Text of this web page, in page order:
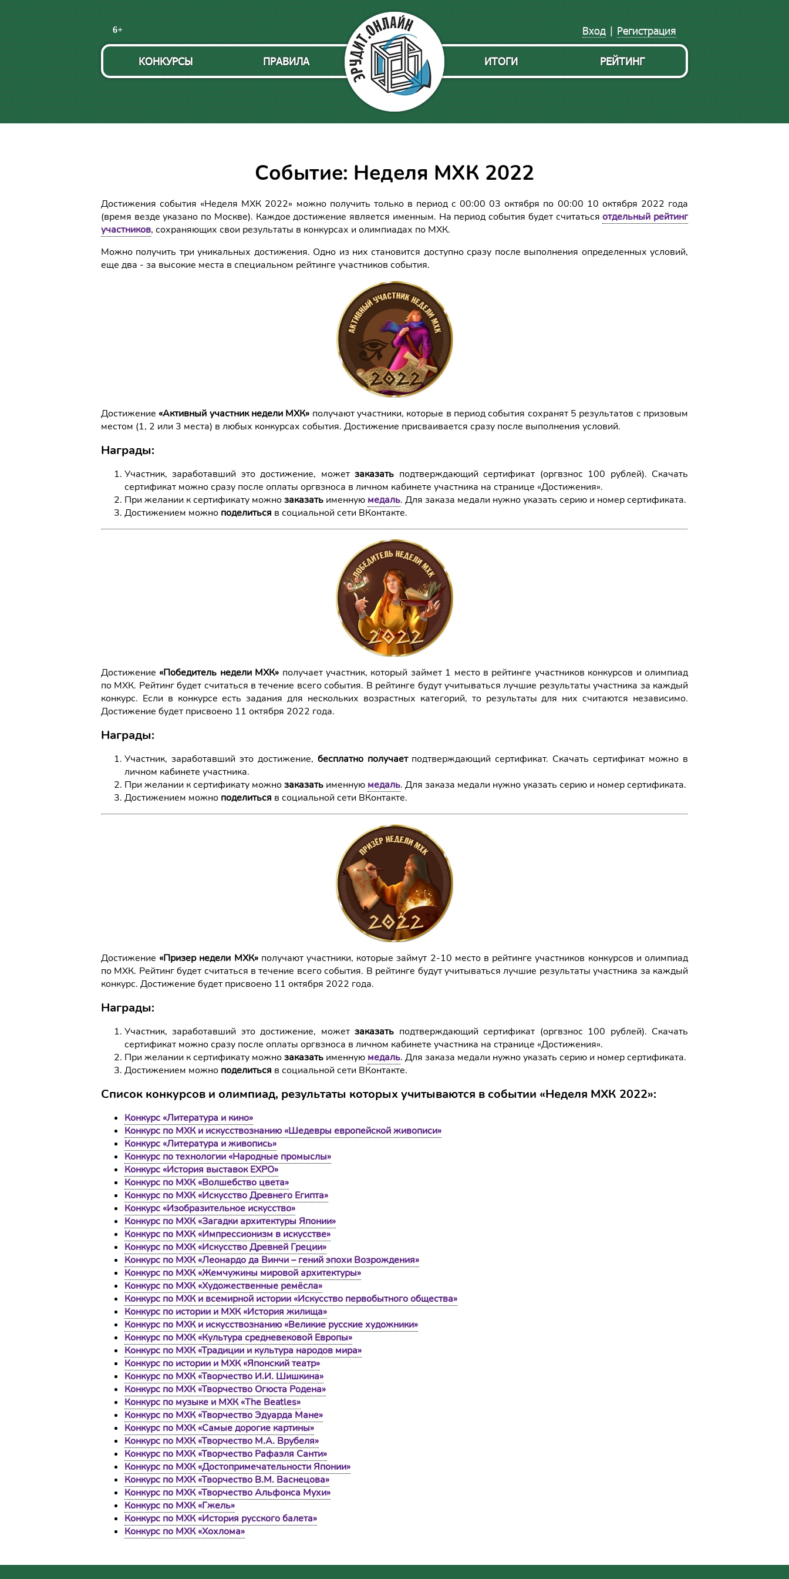
6+
Пропустить
навигацию
Регистрация
|
Вход
КОНКУРСЫ ПРАВИЛА РЕЙТИНГ
ИТОГИ
Событие: Неделя МХК 2022
Достижения события «Неделя МХК 2022» можно получить только в период с 00:00 03 октября по 00:00 10 октября 2022 года
(время везде указано по Москве). Каждое достижение является именным. На период события будет считатьсяотдельный рейтинг
участников, сохраняющих свои результаты в конкурсах и олимпиадах по МХК.
Можно получить три уникальных достижения. Одно из них становится доступно сразу после выполнения определенных условий,
еще два - за высокие места в специальном рейтинге участников события.
Достижение «Активный участник недели МХК» получают участники, которые в период события сохранят 5 результатов с призовым
местом (1, 2 или 3 места) в любых конкурсах события. Достижение присваивается сразу после выполнения условий.
Награды:
Участник, заработавший это достижение, можетзаказать подтверждающий сертификат (оргвзнос 100 рублей). Скачать
сертификат можно сразу после оплаты оргвзноса в личном кабинете участника на странице «Достижения».
При желании к сертификату можнозаказать именную медаль. Для заказа медали нужно указать серию и номер сертификата.
Достижением можно поделиться в социальной сети ВКонтакте.
Достижение «Победитель недели МХК» получает участник, который займет 1 место в рейтинге участников конкурсов и олимпиад
по МХК. Рейтинг будет считаться в течение всего события. В рейтинге будут учитываться лучшие результаты участника за каждый
конкурс. Если в конкурсе есть задания для нескольких возрастных категорий, то результаты для них считаются независимо.
Достижение будет присвоено 11 октября 2022 года.
Награды:
Участник, заработавший это достижение, бесплатно получаетподтверждающий сертификат. Скачать сертификат можно в
личном кабинете участника.
При желании к сертификату можнозаказать именную медаль. Для заказа медали нужно указать серию и номер сертификата.
Достижением можно поделиться в социальной сети ВКонтакте.
Достижение «Призер недели МХК» получают участники, которые займут 2-10 место в рейтинге участников конкурсов и олимпиад
по МХК. Рейтинг будет считаться в течение всего события. В рейтинге будут учитываться лучшие результаты участника за каждый
конкурс. Достижение будет присвоено 11 октября 2022 года.
Награды:
Участник, заработавший это достижение, можетзаказать подтверждающий сертификат (оргвзнос 100 рублей). Скачать
сертификат можно сразу после оплаты оргвзноса в личном кабинете участника на странице «Достижения».
При желании к сертификату можнозаказать именную медаль. Для заказа медали нужно указать серию и номер сертификата.
Достижением можно поделиться в социальной сети ВКонтакте.
Список конкурсов и олимпиад, результаты которых учитываются в событии «Неделя МХК 2022»:
Конкурс «Литература и кино»
Конкурс по МХК и искусствознанию «Шедевры европейской живописи»
Конкурс «Литература и живопись»
Конкурс по технологии «Народные промыслы»
Конкурс «История выставок EXPO»
Конкурс по МХК «Волшебство цвета»
Конкурс по МХК «Искусство Древнего Египта»
Конкурс «Изобразительное искусство»
Конкурс по МХК «Загадки архитектуры Японии»
Конкурс по МХК «Импрессионизм в искусстве»
Конкурс по МХК «Искусство Древней Греции»
Конкурс по МХК «Леонардо да Винчи – гений эпохи Возрождения»
Конкурс по МХК «Жемчужины мировой архитектуры»
Конкурс по МХК «Художественные ремёсла»
Конкурс по МХК и всемирной истории «Искусство первобытного общества»
Конкурс по истории и МХК «История жилища»
Конкурс по МХК и искусствознанию «Великие русские художники»
Конкурс по МХК «Культура средневековой Европы»
Конкурс по МХК «Традиции и культура народов мира»
Конкурс по истории и МХК «Японский театр»
Конкурс по МХК «Творчество И.И. Шишкина»
Конкурс по МХК «Творчество Огюста Родена»
Конкурс по музыке и МХК «The Beatles»
Конкурс по МХК «Творчество Эдуарда Мане»
Конкурс по МХК «Самые дорогие картины»
Конкурс по МХК «Творчество М.А. Врубеля»
Конкурс по МХК «Творчество Рафаэля Санти»
Конкурс по МХК «Достопримечательности Японии»
Конкурс по МХК «Творчество В.М. Васнецова»
Конкурс по МХК «Творчество Альфонса Мухи»
Конкурс по МХК «Гжель»
Конкурс по МХК «История русского балета»
Конкурс по МХК «Хохлома»